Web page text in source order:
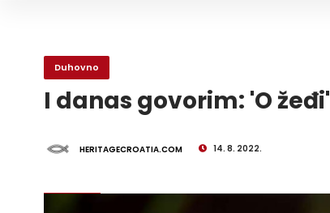
Duhovno
I danas govorim: 'O žeđi'
HERITAGECROATIA.COM 14. 8. 2022.